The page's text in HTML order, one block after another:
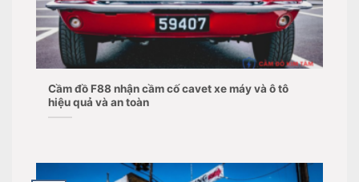
Cầm đồ F88 nhận cầm cố cavet xe máy và ô tô
hiệu quả và an toàn